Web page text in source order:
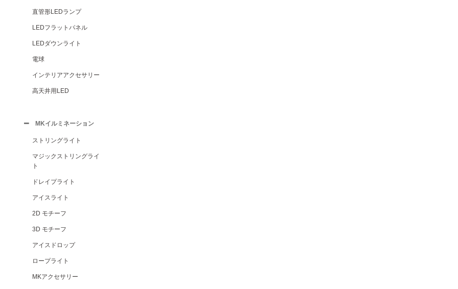
直管形LEDランプ
LEDフラットパネル
LEDダウンライト
電球
インテリアアクセサリー
高天井用LED
MKイルミネーション
ストリングライト
マジックストリングライ
ト
ドレイプライト
アイスライト
2D モチーフ
3D モチーフ
アイスドロップ
ロープライト
MKアクセサリー